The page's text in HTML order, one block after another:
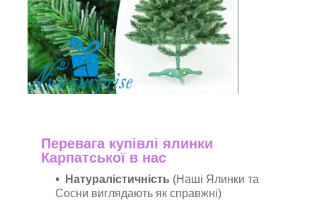
Перевага купівлі ялинки
Карпатської в нас
Натуралістичність (Наші Ялинки та
Сосни виглядають як справжні)